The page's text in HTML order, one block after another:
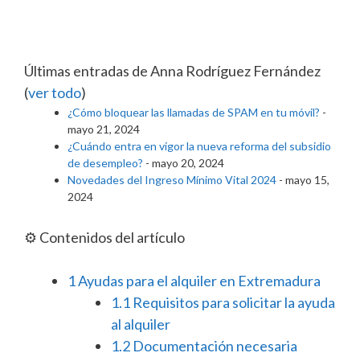
Últimas entradas de Anna Rodríguez Fernández
(ver todo)
¿Cómo bloquear las llamadas de SPAM en tu móvil? -
mayo 21, 2024
¿Cuándo entra en vigor la nueva reforma del subsidio
de desempleo? - mayo 20, 2024
Novedades del Ingreso Mínimo Vital 2024 - mayo 15,
2024
⚙️ Contenidos del artículo
1Ayudas para el alquiler en Extremadura
1.1 Requisitos para solicitar la ayuda
al alquiler
1.2 Documentación necesaria